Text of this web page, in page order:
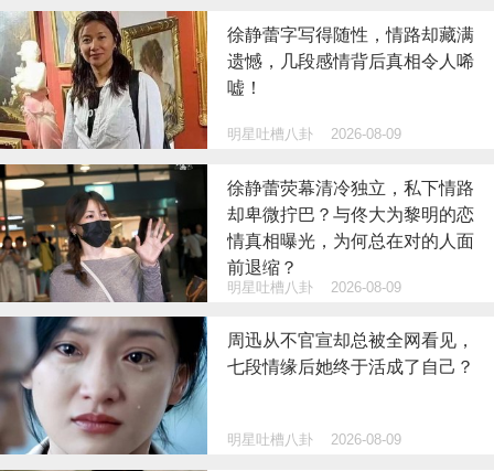
徐静蕾字写得随性，情路却藏满
遗憾，几段感情背后真相令人唏
嘘！
明星吐槽八卦 2026-08-09
徐静蕾荧幕清冷独立，私下情路
却卑微拧巴？与佟大为黎明的恋
情真相曝光，为何总在对的人面
前退缩？
明星吐槽八卦 2026-08-09
周迅从不官宣却总被全网看见，
七段情缘后她终于活成了自己？
明星吐槽八卦 2026-08-09